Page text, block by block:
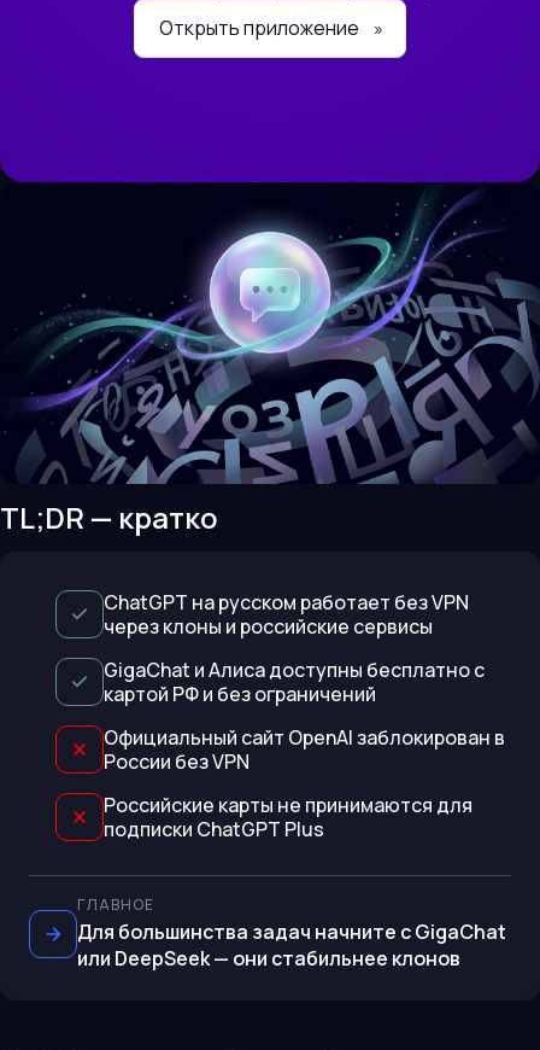
Открыть приложение »
TL;DR — кратко
ChatGPT на русском работает без VPN
через клоны и российские сервисы
GigaChat и Алиса доступны бесплатно с
картой РФ и без ограничений
Официальный сайт OpenAI заблокирован в
России без VPN
Российские карты не принимаются для
подписки ChatGPT Plus
ГЛАВНОЕ
Для большинства задач начните с GigaChat
или DeepSeek — они стабильнее клонов